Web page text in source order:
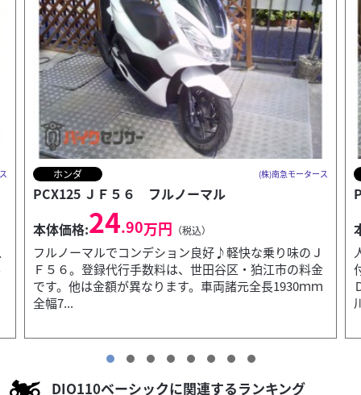
ホンダ (株)南急モータース
PCX160 ２５モデル リアボックス付き
本体価格:40.90万円 （税込）
人気のパールジュピターグレー！ＧＩＶＩリアＢＯＸ
付き、スマートキー２個、エマージェンシーキー、Ｉ
Ｄカード全部あり。登録代行手数料は、東京都・神奈
川県の金額...
DIO110ベーシックに関連するランキング